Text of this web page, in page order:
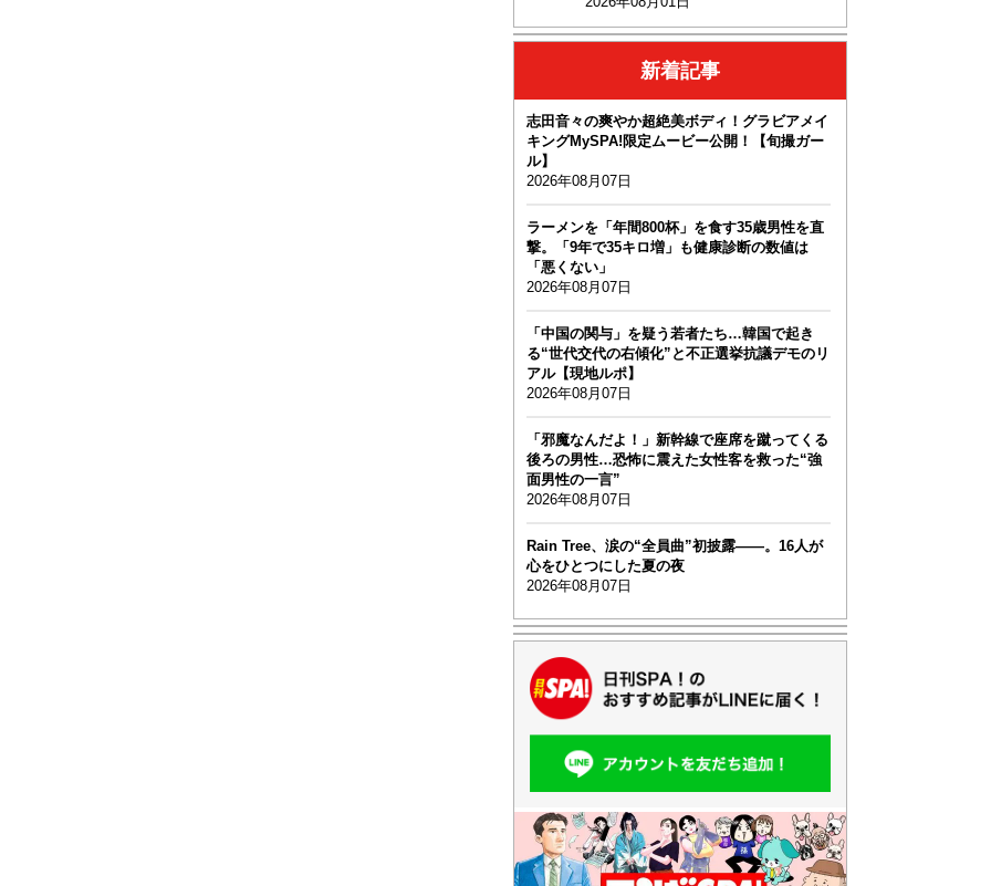
新着記事
志田音々の爽やか超絶美ボディ！グラビアメイ
キングMySPA!限定ムービー公開！【旬撮ガー
ル】
2026年08月07日
ラーメンを「年間800杯」を食す35歳男性を直
撃。「9年で35キロ増」も健康診断の数値は
「悪くない」
2026年08月07日
「中国の関与」を疑う若者たち…韓国で起き
る“世代交代の右傾化”と不正選挙抗議デモのリ
アル【現地ルポ】
2026年08月07日
「邪魔なんだよ！」新幹線で座席を蹴ってくる
後ろの男性…恐怖に震えた女性客を救った“強
面男性の一言”
2026年08月07日
Rain Tree、涙の“全員曲”初披露――。16人が
心をひとつにした夏の夜
2026年08月07日